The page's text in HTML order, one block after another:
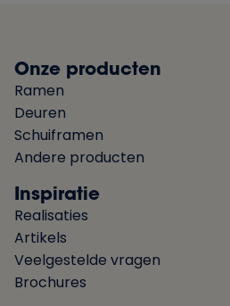
Onze producten
Ramen
Deuren
Schuiframen
Andere producten
Inspiratie
Realisaties
Artikels
Veelgestelde vragen
Brochures